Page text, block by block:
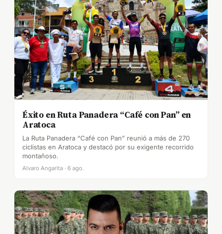
Éxito en Ruta Panadera “Café con Pan” en
Aratoca
La Ruta Panadera “Café con Pan” reunió a más de 270
ciclistas en Aratoca y destacó por su exigente recorrido
montañoso.
Alvaro Angarita · 6 ago.